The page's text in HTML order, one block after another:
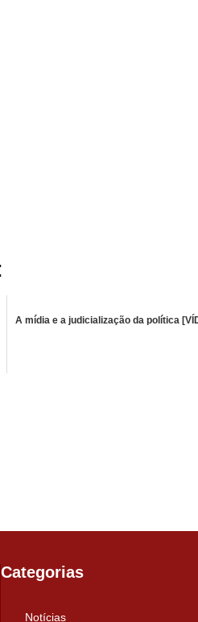
A mídia e a judicialização da política
Categorias
Notícias